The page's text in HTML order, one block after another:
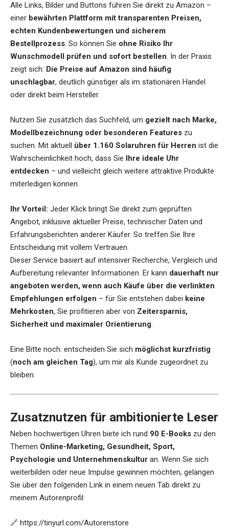
Alle Links, Bilder und Buttons führen Sie direkt zu Amazon –
einer bewährten Plattform mit transparenten Preisen,
echten Kundenbewertungen und sicherem
Bestellprozess. So können Sie ohne Risiko Ihr
Wunschmodell prüfen und sofort bestellen. In der Praxis
zeigt sich: Die Preise auf Amazon sind häufig
unschlagbar, deutlich günstiger als im stationären Handel
oder direkt beim Hersteller.
Nutzen Sie zusätzlich das Suchfeld, um gezielt nach Marke,
Modellbezeichnung oder besonderen Features zu
suchen. Mit aktuell über 1.160 Solaruhren für Herren ist die
Wahrscheinlichkeit hoch, dass Sie Ihre ideale Uhr
entdecken – und vielleicht gleich weitere attraktive Produkte
miterledigen können.
Ihr Vorteil: Jeder Klick bringt Sie direkt zum geprüften
Angebot, inklusive aktueller Preise, technischer Daten und
Erfahrungsberichten anderer Käufer. So treffen Sie Ihre
Entscheidung mit vollem Vertrauen.
Dieser Service basiert auf intensiver Recherche, Vergleich und
Aufbereitung relevanter Informationen. Er kann dauerhaft nur
angeboten werden, wenn auch Käufe über die verlinkten
Empfehlungen erfolgen – für Sie entstehen dabei keine
Mehrkosten, Sie profitieren aber von Zeitersparnis,
Sicherheit und maximaler Orientierung.
Eine Bitte noch: entscheiden Sie sich möglichst kurzfristig
(noch am gleichen Tag), um mir als Kunde zugeordnet zu
bleiben.
Zusatznutzen für ambitionierte Leser
Neben hochwertigen Uhren biete ich rund 90 E-Books zu den
Themen Online-Marketing, Gesundheit, Sport,
Psychologie und Unternehmenskultur an. Wenn Sie sich
weiterbilden oder neue Impulse gewinnen möchten, gelangen
Sie über den folgenden Link in einem neuen Tab direkt zu
meinem Autorenprofil:
🔗 https://tinyurl.com/Autorenstore